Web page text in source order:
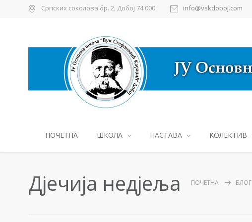
Српских соколова бр. 2, Добој 74 000 info@vskdoboj.com
ПОЧЕТНА ШКОЛА НАСТАВА КОЛЕКТИВ
Дјечија недјеља ПОЧЕТНА БЛОГ